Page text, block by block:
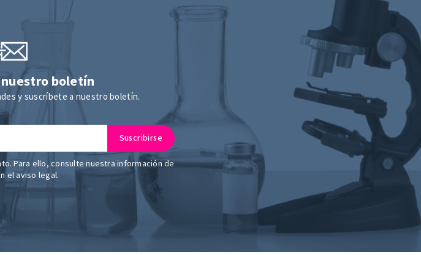
boletín
y suscríbete a nuestro boletín.
Para ello, consulte nuestra información de
el aviso legal.